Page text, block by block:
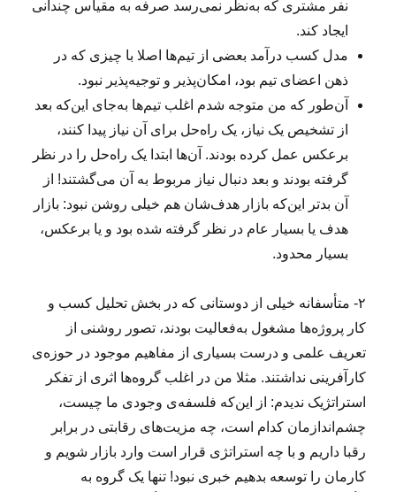
نفر مشتری که به‌نظر نمی‌رسد صرفه به مقیاس چندانی
ایجاد کند.
مدل کسب درآمد بعضی از تیم‌ها اصلا با چیزی که در
ذهن اعضای تیم بود، امکان‌پذیر و توجیه‌پذیر نبود.
آن‌طور که من متوجه شدم اغلب تیم‌ها به‌جای این‌که بعد
از تشخیص یک نیاز، یک راه‌حل برای آن نیاز پیدا کنند،
برعکس عمل کرده بودند. آن‌ها ابتدا یک راه‌حل را در نظر
گرفته بودند و بعد دنبال نیاز مربوط به آن می‌گشتند! از
آن بدتر این‌که بازار هدف‌شان هم خیلی روشن نبود: بازار
هدف‌ یا بسیار عام در نظر گرفته شده بود و یا برعکس،
بسیار محدود.
۲- متأسفانه خیلی از دوستانی که در بخش‌ تحلیل کسب و
کار پروژه‌ها مشغول به‌فعالیت بودند، تصور روشنی از
تعریف علمی و درست بسیاری از مفاهیم موجود در حوزه‌ی
کارآفرینی نداشتند. مثلا من در اغلب گروه‌ها اثری از تفکر
استراتژیک ندیدم: از این‌که فلسفه‌ی وجودی ما چیست،
چشم‌اندازمان کدام است، چه مزیت‌های رقابتی در برابر
رقبا داریم و با چه استراتژی قرار است وارد بازار شویم و
کارمان را توسعه بدهیم خبری نبود! تنها یک گروه به